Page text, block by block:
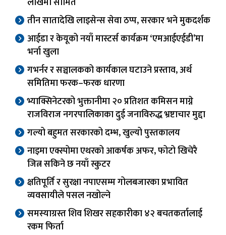
तीन सातादेखि लाइसेन्स सेवा ठप्प, सरकार भने मुकदर्शक
आईडा र केयूको नयाँ मास्टर्स कार्यक्रम ‘एमआईएईडी’मा
भर्ना खुला
गभर्नर र सञ्चालकको कार्यकाल घटाउने प्रस्ताव, अर्थ
समितिमा फरक–फरक धारणा
भ्याक्सिनेटरको भुक्तानीमा २० प्रतिशत कमिसन माग्ने
राजविराज नगरपालिकाका दुई जनाविरुद्ध भ्रष्टाचार मुद्दा
गल्यो बहुमत सरकारको दम्भ, खुल्यो पुस्तकालय
नाइमा एक्स्पोमा एथरको आकर्षक अफर, फोटो खिचेरै
जित्न सकिने छ नयाँ स्कुटर
क्षतिपूर्ति र सुरक्षा नपाएसम्म गोलबजारका प्रभावित
व्यवसायीले पसल नखोल्ने
समस्याग्रस्त शिव शिखर सहकारीका ४२ बचतकर्तालाई
रकम फिर्ता